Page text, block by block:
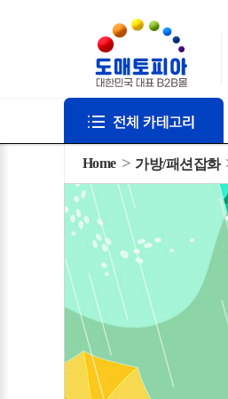
Home 가방/패션잡화